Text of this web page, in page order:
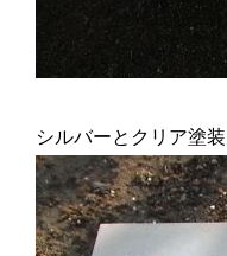
シルバーとクリア塗装